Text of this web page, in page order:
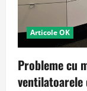
Articole OK
Probleme cu
ventilatoarele